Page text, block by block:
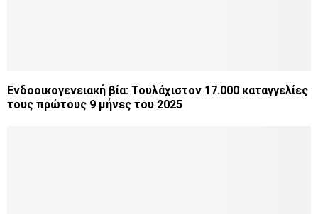
Ενδοοικογενειακή βία: Τουλάχιστον 17.000 καταγγελίες
τους πρώτους 9 μήνες του 2025